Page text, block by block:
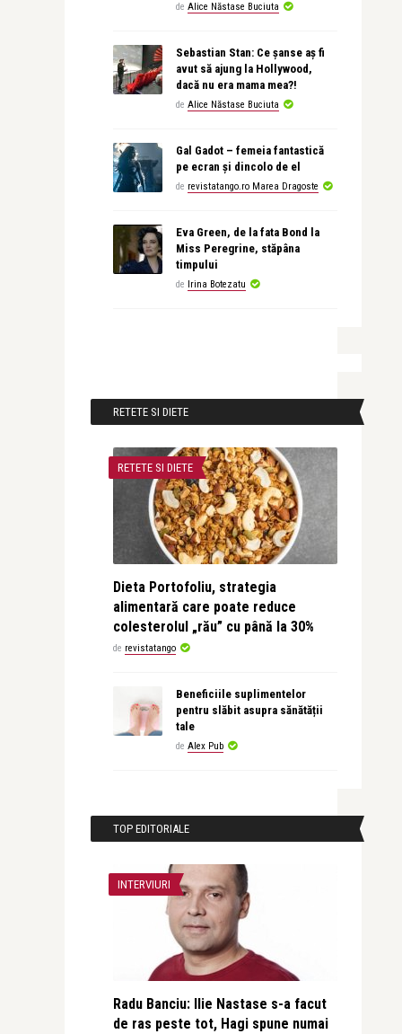
de Alice Năstase Buciuta
Sebastian Stan: Ce șanse aș fi
avut să ajung la Hollywood,
dacă nu era mama mea?!
de Alice Năstase Buciuta
Gal Gadot – femeia fantastică
pe ecran și dincolo de el
de revistatango.ro Marea Dragoste
Eva Green, de la fata Bond la
Miss Peregrine, stăpâna
timpului
de Irina Botezatu
RETETE SI DIETE
RETETE SI DIETE
Dieta Portofoliu, strategia
alimentară care poate reduce
colesterolul „rău” cu până la 30%
de revistatango
Beneficiile suplimentelor
pentru slăbit asupra sănătății
tale
de Alex Pub
TOP EDITORIALE
INTERVIURI
Radu Banciu: Ilie Nastase s-a facut
de ras peste tot, Hagi spune numai